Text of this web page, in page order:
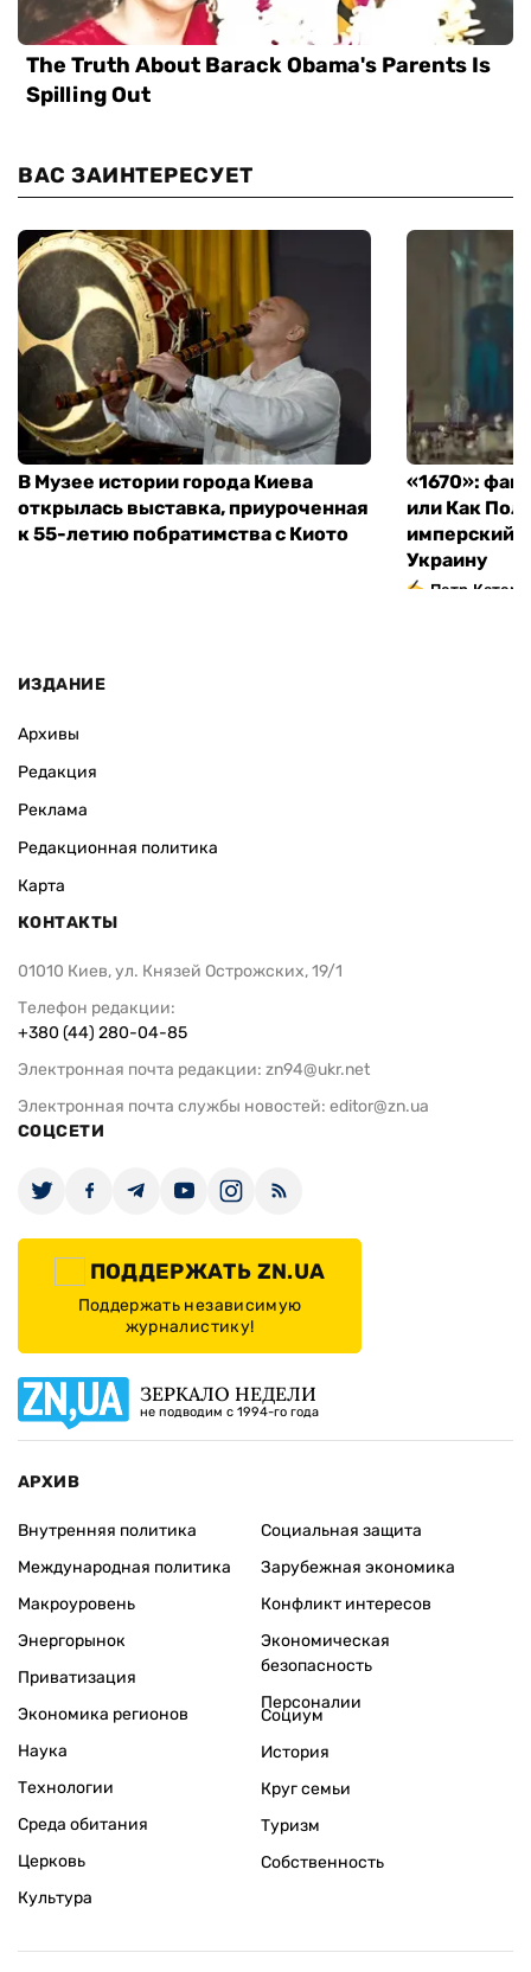
ВАС ЗАИНТЕРЕСУЕТ
В Музее истории города Киева
открылась выставка, приуроченная
к 55-летию побратимства с Киото
«1670»:
или Как
имперский
Украину
Петр
ИЗДАНИЕ
Архивы
Редакция
Реклама
Редакционная политика
Карта
КОНТАКТЫ
01010 Киев, ул. Князей Острожских, 19/1
Телефон редакции:
+380 (44) 280-04-85
Электронная почта редакции: zn94@ukr.net
Электронная почта службы новостей: editor@zn.ua
СОЦСЕТИ
ПОДДЕРЖАТЬ ZN.UA
Поддержать независимую
журналистику!
ЗЕРКАЛО НЕДЕЛИ
не подводим с 1994-го года
АРХИВ
Внутренняя политика
Международная политика
Макроуровень
Энергорынок
Приватизация
Экономика регионов
Социальная защита
Зарубежная экономика
Конфликт интересов
Экономическая
безопасность
Персоналии
Наука
Технологии
Среда обитания
Церковь
Культура
Социум
История
Круг семьи
Туризм
Собственность